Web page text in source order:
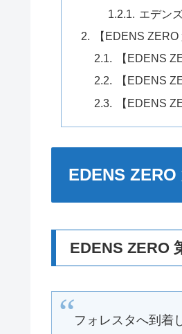
エデン
【EDENS
【EDENS
【EDENS
【EDENS
EDENS
EDENS ZERO
フォレスタへ到着